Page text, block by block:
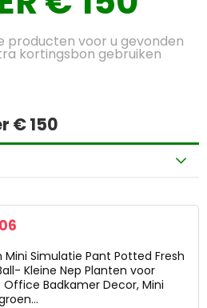
producten voor u gevonden
kortingsbon gebruiken
€ 150
Mini Simulatie Pant Potted Fresh
Kleine Nep Planten voor
Office Badkamer Decor, Mini